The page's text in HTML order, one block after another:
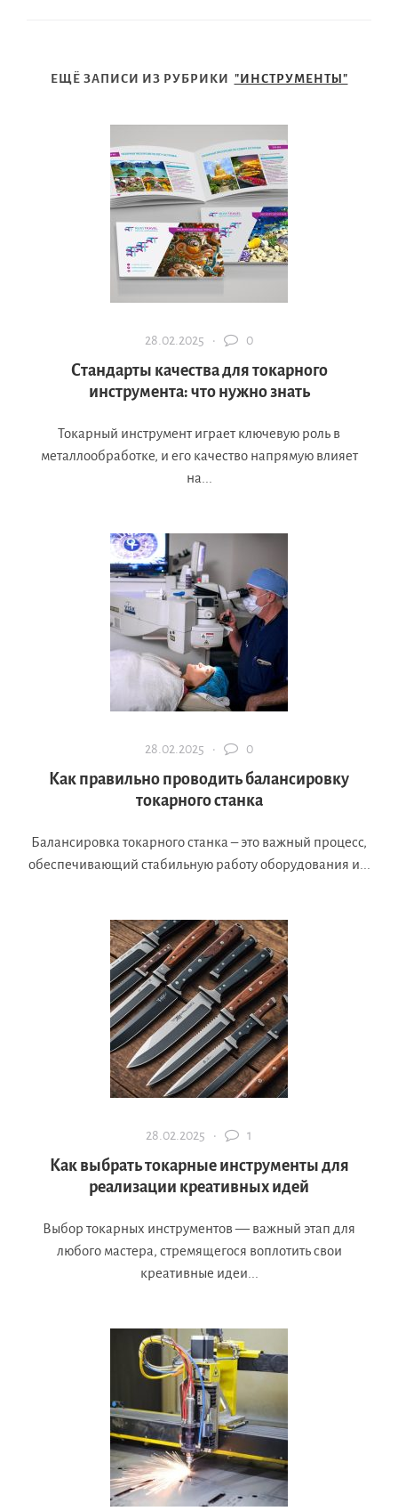
ЕЩЁ ЗАПИСИ ИЗ РУБРИКИ "ИНСТРУМЕНТЫ"
28.02.2025 · 0
Стандарты качества для токарного
инструмента: что нужно знать
Токарный инструмент играет ключевую роль в
металлообработке, и его качество напрямую влияет
на...
28.02.2025 · 0
Как правильно проводить балансировку
токарного станка
Балансировка токарного станка – это важный процесс,
обеспечивающий стабильную работу оборудования и...
28.02.2025 · 1
Как выбрать токарные инструменты для
реализации креативных идей
Выбор токарных инструментов — важный этап для
любого мастера, стремящегося воплотить свои
креативные идеи...